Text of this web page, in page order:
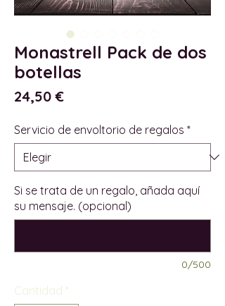
Monastrell Pack de dos
botellas
24,50 €Precio
Servicio de envoltorio de regalos *
Si se trata de un regalo, añada aquí
su mensaje. (opcional)
0/500
Cantidad *